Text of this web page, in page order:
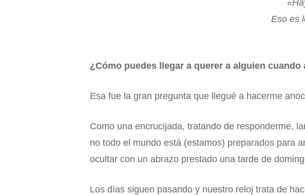
Eso es
¿Cómo puedes llegar a querer a alguien
Esa fue la gran pregunta que llegué a hacerme
Como una encrucijada, tratando de responderme,
no todo el mundo está (estamos) preparados para
ocultar con un abrazo prestado una tarde de
Los días siguen pasando y nuestro reloj trata de